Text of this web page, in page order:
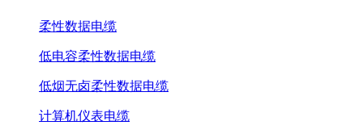
柔性数据电缆
低电容柔性数据电缆
低烟无卤柔性数据电缆
计算机仪表电缆